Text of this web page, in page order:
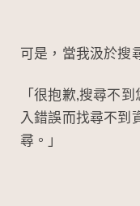
可是，當我汲於搜
「很抱歉,搜尋不
入錯誤而找尋不到
尋。」